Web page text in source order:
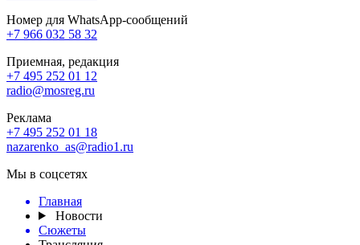
Номер для WhatsApp-сообщений
+7 966 032 58 32
Приемная, редакция
+7 495 252 01 12
radio@mosreg.ru
Реклама
+7 495 252 01 18
nazarenko_as@radio1.ru
Мы в соцсетях
Главная
Новости
Сюжеты